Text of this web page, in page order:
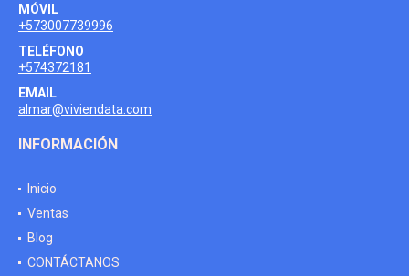
MÓVIL
+573007739996
TELÉFONO
+574372181
EMAIL
almar@viviendata.com
INFORMACIÓN
Inicio
Ventas
Blog
CONTÁCTANOS